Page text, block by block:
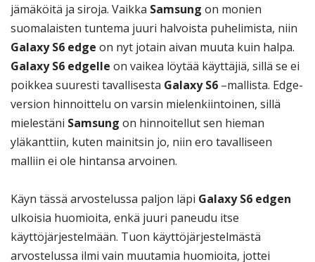
jämäköitä ja siroja. Vaikka Samsung on monien
suomalaisten tuntema juuri halvoista puhelimista, niin
Galaxy S6 edge on nyt jotain aivan muuta kuin halpa.
Galaxy S6 edgelle on vaikea löytää käyttäjiä, sillä se ei
poikkea suuresti tavallisesta Galaxy S6 –mallista. Edge-
version hinnoittelu on varsin mielenkiintoinen, sillä
mielestäni Samsung on hinnoitellut sen hieman
yläkanttiin, kuten mainitsin jo, niin ero tavalliseen
malliin ei ole hintansa arvoinen.
Käyn tässä arvostelussa paljon läpi Galaxy S6 edgen
ulkoisia huomioita, enkä juuri paneudu itse
käyttöjärjestelmään. Tuon käyttöjärjestelmästä
arvostelussa ilmi vain muutamia huomioita, jottei